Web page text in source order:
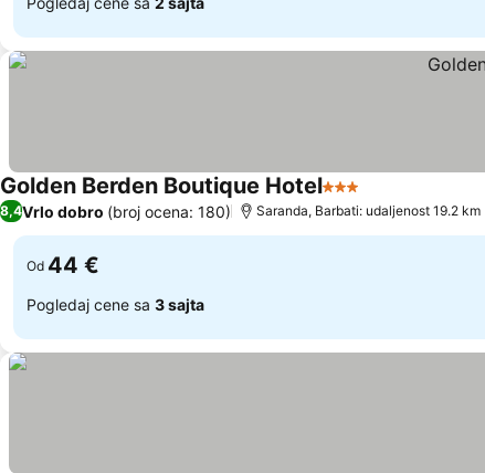
Golden Berden Boutique Hotel3 Zvezdice
8,4Vrlo dobro (broj ocena: 180) Saranda, Barbati: udaljenost 19.2 km
Od 44 €
Pogledaj cene sa 3 sajta